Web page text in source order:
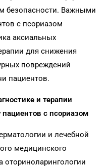
безопасности. Важными
с псориазом
аксиальных
для снижения
повреждений
пациентов.
и терапии
с псориазом
и лечебной
медицинского
оториноларингологии